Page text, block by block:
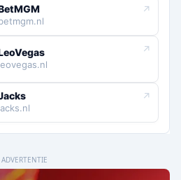
↗
↗
↗
ADVERTENTIE